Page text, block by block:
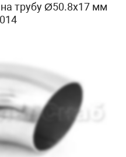
трубу Ø50.8х17 мм